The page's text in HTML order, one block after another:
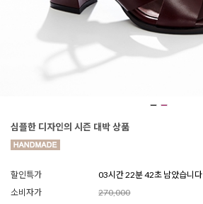
심플한 디자인의 시즌 대박 상품
할인특가
03시간 22분 40초 남았습니다
소비자가
270,000